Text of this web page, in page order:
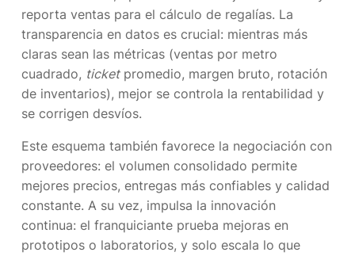
reporta ventas para el cálculo de regalías. La
transparencia en datos es crucial: mientras más
claras sean las métricas (ventas por metro
cuadrado, ticketpromedio, margen bruto, rotación
de inventarios), mejor se controla la rentabilidad y
se corrigen desvíos.
Este esquema también favorece la negociación con
proveedores: el volumen consolidado permite
mejores precios, entregas más confiables y calidad
constante. A su vez, impulsa la innovación
continua: el franquiciante prueba mejoras en
prototipos o laboratorios, y solo escala lo que